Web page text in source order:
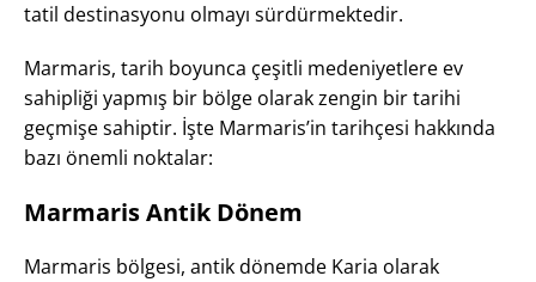
tatil destinasyonu olmayı sürdürmektedir.
Marmaris, tarih boyunca çeşitli medeniyetlere ev
sahipliği yapmış bir bölge olarak zengin bir tarihi
geçmişe sahiptir. İşte Marmaris’in tarihçesi hakkında
bazı önemli noktalar:
Marmaris Antik Dönem
Marmaris bölgesi, antik dönemde Karia olarak